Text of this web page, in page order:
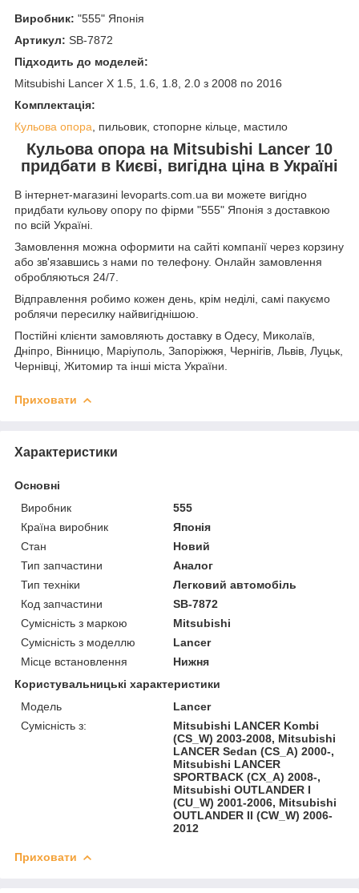
Виробник: "555" Японія
Артикул: SB-7872
Підходить до моделей:
Mitsubishi Lancer X 1.5, 1.6, 1.8, 2.0 з 2008 по 2016
Комплектація:
Кульова опора, пильовик, стопорне кільце, мастило
Кульова опора на Mitsubishi Lancer 10
придбати в Києві, вигідна ціна в Україні
В інтернет-магазині levoparts.com.ua ви можете вигідно
придбати кульову опору по фірми "555" Японія з доставкою
по всій Україні.
Замовлення можна оформити на сайті компанії через корзину
або зв'язавшись з нами по телефону. Онлайн замовлення
обробляються 24/7.
Відправлення робимо кожен день, крім неділі, самі пакуємо
роблячи пересилку найвигіднішою.
Постійні клієнти замовляють доставку в Одесу, Миколаїв,
Дніпро, Вінницю, Маріуполь, Запоріжжя, Чернігів, Львів, Луцьк,
Чернівці, Житомир та інші міста України.
Приховати
Характеристики
Основні
Виробник
555
Країна виробник
Японія
Стан
Новий
Тип запчастини
Аналог
Тип техніки
Легковий автомобіль
Код запчастини
SB-7872
Сумісність з маркою
Mitsubishi
Сумісність з моделлю
Lancer
Місце встановлення
Нижня
Користувальницькі характеристики
Модель
Lancer
Сумісність з:
Mitsubishi LANCER Kombi
(CS_W) 2003-2008, Mitsubishi
LANCER Sedan (CS_A) 2000-,
Mitsubishi LANCER
SPORTBACK (CX_A) 2008-,
Mitsubishi OUTLANDER I
(CU_W) 2001-2006, Mitsubishi
OUTLANDER II (CW_W) 2006-
2012
Приховати